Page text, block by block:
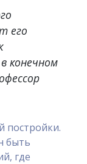
его
конечном
постройки.
быть
где